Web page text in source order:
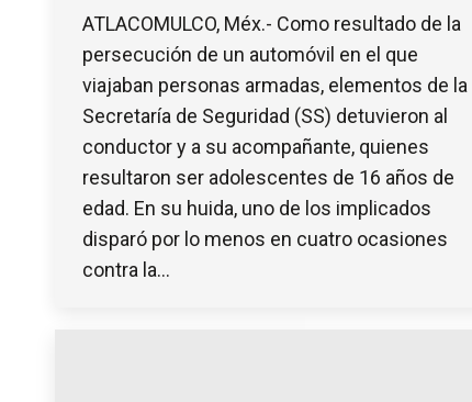
ATLACOMULCO, Méx.- Como resultado de la
persecución de un automóvil en el que
viajaban personas armadas, elementos de la
Secretaría de Seguridad (SS) detuvieron al
conductor y a su acompañante, quienes
resultaron ser adolescentes de 16 años de
edad. En su huida, uno de los implicados
disparó por lo menos en cuatro ocasiones
contra la…